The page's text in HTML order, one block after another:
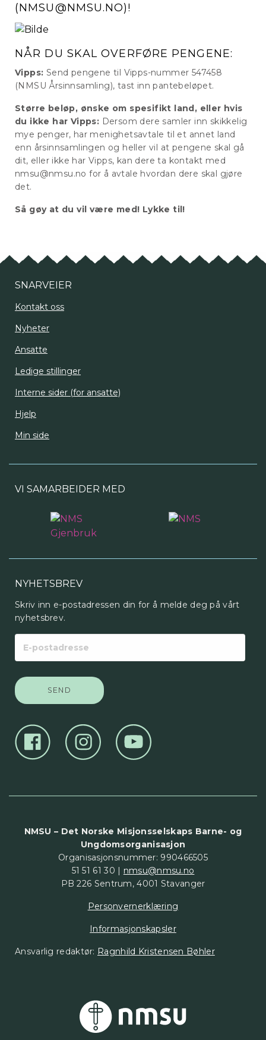
(NMSU@NMSU.NO)!
NÅR DU SKAL OVERFØRE PENGENE:
Vipps: Send pengene til Vipps-nummer 547458
(NMSU Årsinnsamling), tast inn pantebeløpet.
Større beløp, ønske om spesifikt land, eller hvis
du ikke har Vipps: Dersom dere samler inn skikkelig
mye penger, har menighetsavtale til et annet land
enn årsinnsamlingen og heller vil at pengene skal gå
dit, eller ikke har Vipps, kan dere ta kontakt med
nmsu@nmsu.no for å avtale hvordan dere skal gjøre
det.
Så gøy at du vil være med! Lykke til!
SNARVEIER
Kontakt oss
Nyheter
Ansatte
Ledige stillinger
Interne sider (for ansatte)
Hjelp
Min side
VI SAMARBEIDER MED
NYHETSBREV
Skriv inn e-postadressen din for å melde deg på vårt
nyhetsbrev.
postadresse
NMSU – Det Norske Misjonsselskaps Barne- og
Ungdomsorganisasjon
Organisasjonsnummer: 990466505
51 51 61 30 | nmsu@nmsu.no
PB 226 Sentrum, 4001 Stavanger
Personvernerklæring
Informasjonskapsler
Ansvarlig redaktør: Ragnhild Kristensen Bøhler